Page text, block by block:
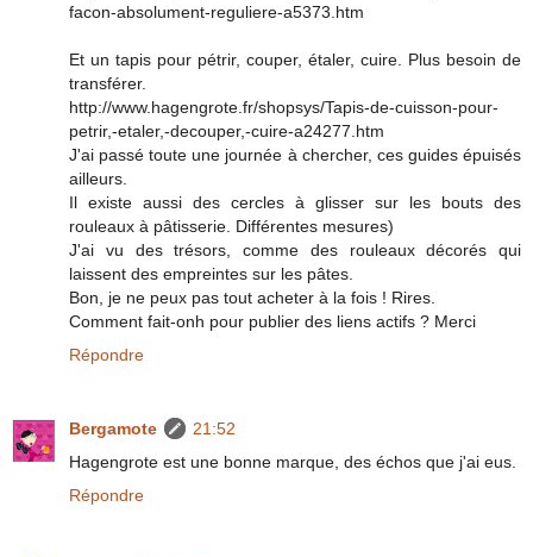
facon-absolument-reguliere-a5373.htm
Et un tapis pour pétrir, couper, étaler, cuire. Plus besoin de
transférer.
http://www.hagengrote.fr/shopsys/Tapis-de-cuisson-pour-
petrir,-etaler,-decouper,-cuire-a24277.htm
J'ai passé toute une journée à chercher, ces guides épuisés
ailleurs.
Il existe aussi des cercles à glisser sur les bouts des
rouleaux à pâtisserie. Différentes mesures)
J'ai vu des trésors, comme des rouleaux décorés qui
laissent des empreintes sur les pâtes.
Bon, je ne peux pas tout acheter à la fois ! Rires.
Comment fait-onh pour publier des liens actifs ? Merci
Répondre
Bergamote
21:52
Hagengrote est une bonne marque, des échos que j'ai eus.
Répondre